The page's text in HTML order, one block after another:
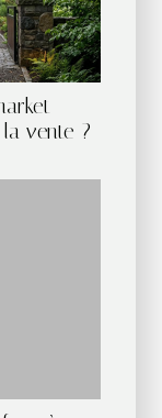
vente ?